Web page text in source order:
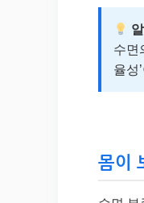
수면
율성
몸이